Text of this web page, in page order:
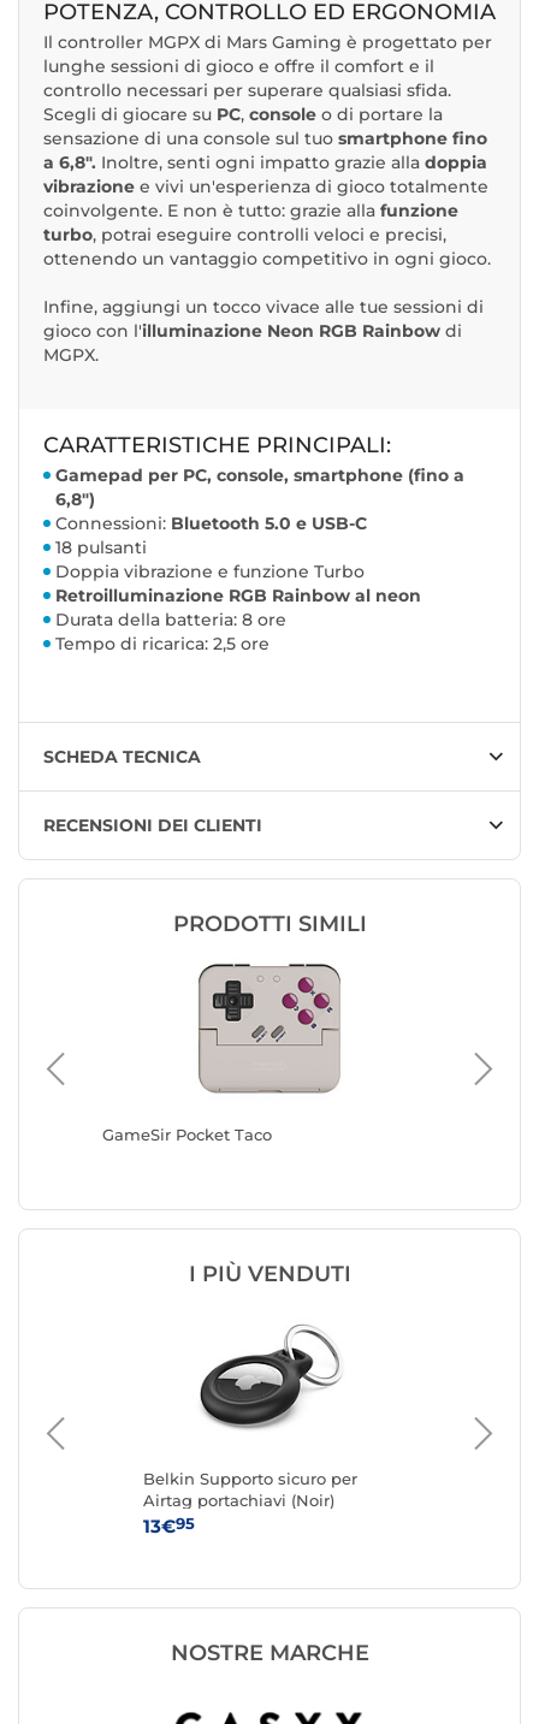
POTENZA, CONTROLLO ED ERGONOMIA
Il controller MGPX di Mars Gaming è progettato per
lunghe sessioni di gioco e offre il comfort e il
controllo necessari per superare qualsiasi sfida.
Scegli di giocare su PC, console o di portare la
sensazione di una console sul tuo smartphone fino
a 6,8". Inoltre, senti ogni impatto grazie alla doppia
vibrazione e vivi un'esperienza di gioco totalmente
coinvolgente. E non è tutto: grazie alla funzione
turbo, potrai eseguire controlli veloci e precisi,
ottenendo un vantaggio competitivo in ogni gioco.
Infine, aggiungi un tocco vivace alle tue sessioni di
gioco con l'illuminazione Neon RGB Rainbow di
MGPX.
CARATTERISTICHE PRINCIPALI:
Gamepad per PC, console, smartphone (fino a
6,8")
Connessioni: Bluetooth 5.0 e USB-C
18 pulsanti
Doppia vibrazione e funzione Turbo
Retroilluminazione RGB Rainbow al neon
Durata della batteria: 8 ore
Tempo di ricarica: 2,5 ore
SCHEDA TECNICA
RECENSIONI DEI CLIENTI
PRODOTTI SIMILI
GameSir Pocket Taco
I PIÙ VENDUTI
Belkin Supporto sicuro per
Airtag portachiavi (Noir)
13€95
NOSTRE MARCHE